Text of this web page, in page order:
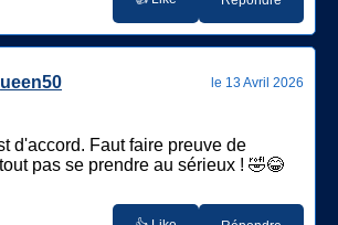
le 13 Avril 2026
d'accord. Faut faire preuve de
pas se prendre au sérieux ! 🤣😂